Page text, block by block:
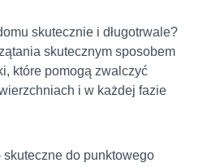
skutecznie i długotrwale?
skutecznym sposobem
które pomogą zwalczyć
i w każdej fazie
do punktowego